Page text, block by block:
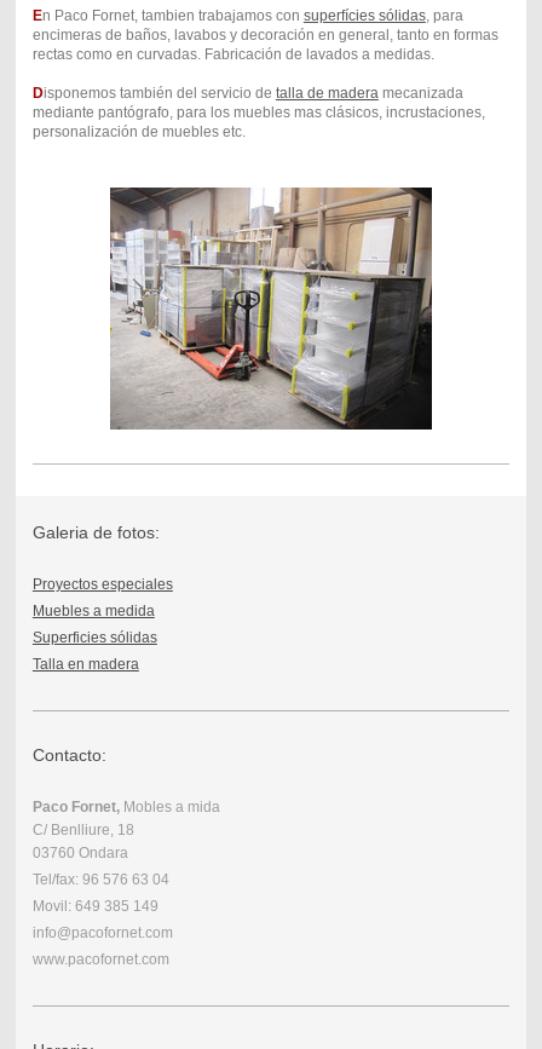
En Paco Fornet, tambien trabajamos con superfícies sólidas, para
encimeras de baños, lavabos y decoración en general, tanto en formas
rectas como en curvadas. Fabricación de lavados a medidas.
Disponemos también del servicio de talla de madera mecanizada
mediante pantógrafo, para los muebles mas clásicos, incrustaciones,
personalización de muebles etc.
Galeria de fotos:
Proyectos especiales
Muebles a medida
Superficies sólidas
Talla en madera
Contacto:
Paco Fornet,Mobles a mida
C/ Benlliure, 18
03760 Ondara
Tel/fax: 96 576 63 04
Movil: 649 385 149
info@pacofornet.com
www.pacofornet.com